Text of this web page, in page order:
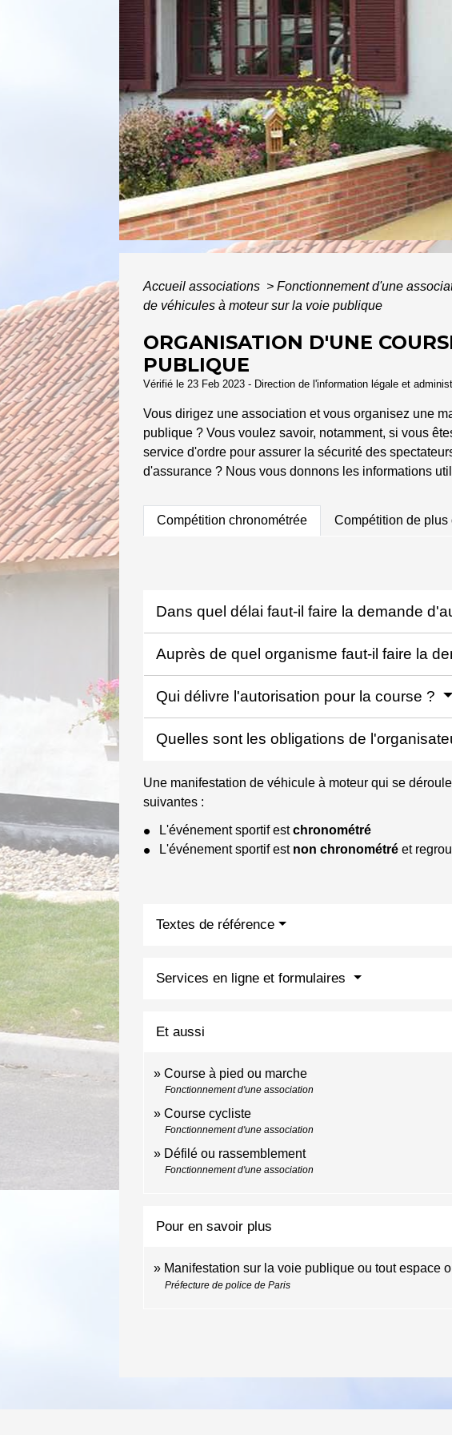
ACCUEIL/AU
Accueil associations > Fonctionnement d'une
de véhicules à moteur sur la voie publique
ORGANISATION D'UNE
PUBLIQUE
Vérifié le 23 Feb 2023 - Direction de l'information légale et
Vous dirigez une association et vous organisez une
publique ? Vous voulez savoir, notamment, si vous
service d'ordre pour assurer la sécurité des
d'assurance ? Nous vous donnons les informations
Compétition chronométrée Compétition de
Dans quel délai faut-il faire la demande
Auprès de quel organisme faut-il faire la
Qui délivre l'autorisation pour la course ?
Quelles sont les obligations de
Une manifestation de véhicule à moteur qui se
suivantes :
L'événement sportif estchronométré
L'événement sportif est non chronométré et
Textes de référence
Services en ligne et formulaires
Et aussi
Course à pied ou marche
Fonctionnement d'une association
Course cycliste
Fonctionnement d'une association
Défilé ou rassemblement
Fonctionnement d'une association
Pour en savoir plus
Manifestation sur la voie publique ou tout espace
Préfecture de police de Paris